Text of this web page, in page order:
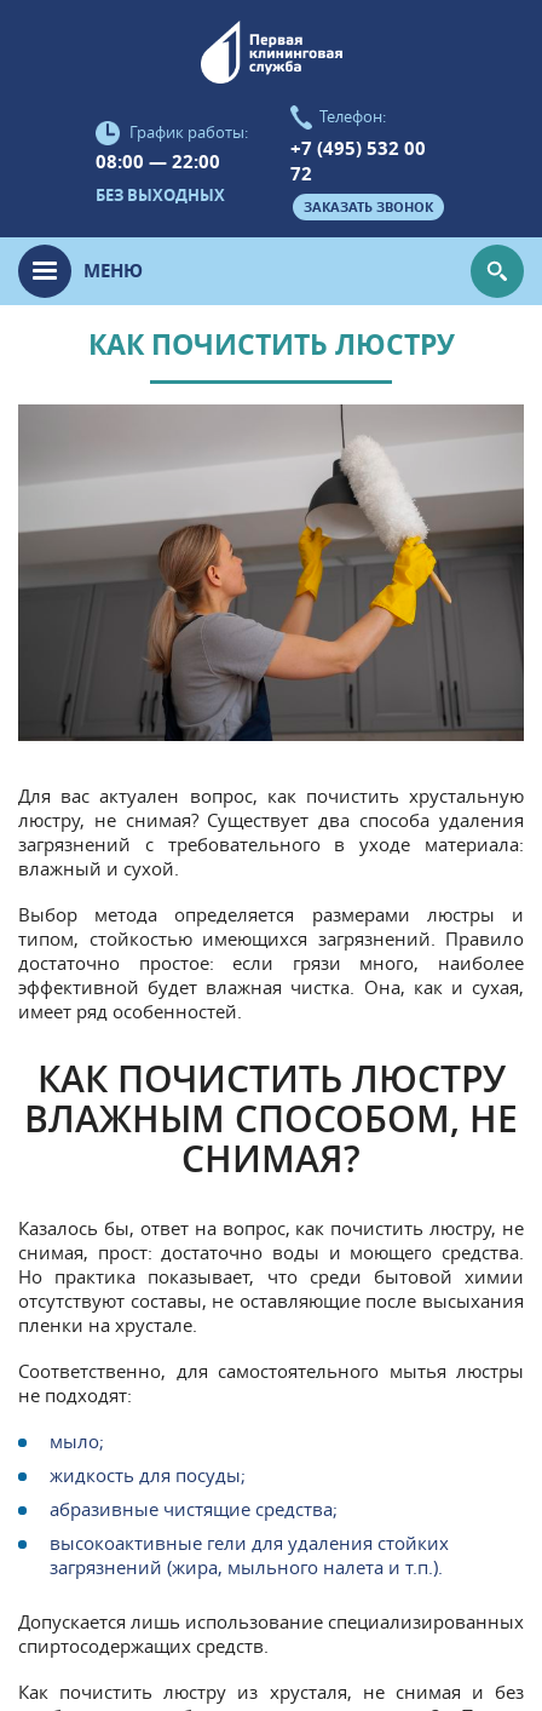
График работы:
08:00 — 22:00
БЕЗ ВЫХОДНЫХ
Телефон:
+7 (495) 532 00
72
ЗАКАЗАТЬ ЗВОНОК
МЕНЮ
КАК ПОЧИСТИТЬ ЛЮСТРУ
Для вас актуален вопрос, как почистить хрустальную
люстру, не снимая? Существует два способа удаления
загрязнений с требовательного в уходе материала:
влажный и сухой.
Выбор метода определяется размерами люстры и
типом, стойкостью имеющихся загрязнений. Правило
достаточно простое: если грязи много, наиболее
эффективной будет влажная чистка. Она, как и сухая,
имеет ряд особенностей.
КАК ПОЧИСТИТЬ ЛЮСТРУ
ВЛАЖНЫМ СПОСОБОМ, НЕ
СНИМАЯ?
Казалось бы, ответ на вопрос, как почистить люстру, не
снимая, прост: достаточно воды и моющего средства.
Но практика показывает, что среди бытовой химии
отсутствуют составы, не оставляющие после высыхания
пленки на хрустале.
Соответственно, для самостоятельного мытья люстры
не подходят:
мыло;
жидкость для посуды;
абразивные чистящие средства;
высокоактивные гели для удаления стойких
загрязнений (жира, мыльного налета и т.п.).
Допускается лишь использование специализированных
спиртосодержащих средств.
Как почистить люстру из хрусталя, не снимая и без